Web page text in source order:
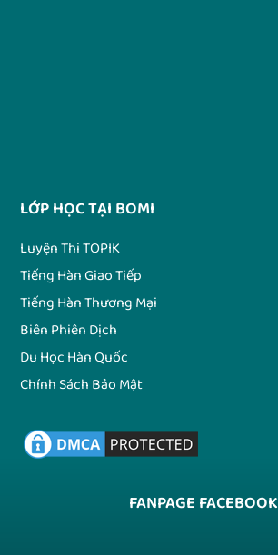
LỚP HỌC TẠI BOMI
Luyện Thi TOPIK
Tiếng Hàn Giao Tiếp
Tiếng Hàn Thương Mại
Biên Phiên Dịch
Du Học Hàn Quốc
Chính Sách Bảo Mật
FANPAGE FACEBOOK